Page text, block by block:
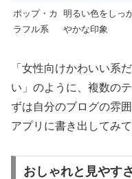
ポップ・カ
ラフル系
明るい色をしっ
やかな印象
「女性向けかわいい系
い」のように、複数の
ずは自分のブログの雰
アプリに書き出してみて
おしゃれと見やす